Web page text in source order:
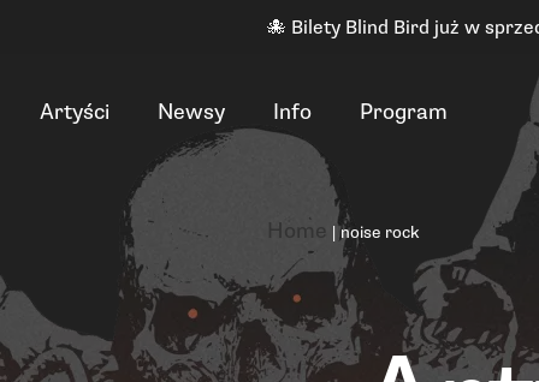
🐙 Bilety Blind Bird już w
Artyści Newsy Info Program
Home |noise rock